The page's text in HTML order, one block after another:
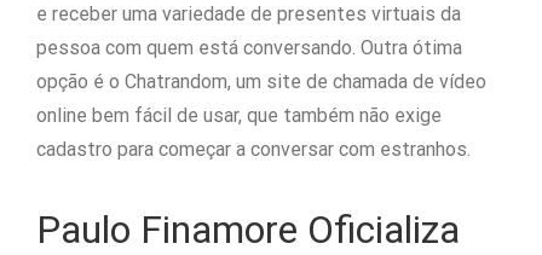
e receber uma variedade de presentes virtuais da
pessoa com quem está conversando. Outra ótima
opção é o Chatrandom, um site de chamada de vídeo
online bem fácil de usar, que também não exige
cadastro para começar a conversar com estranhos.
Paulo Finamore Oficializa